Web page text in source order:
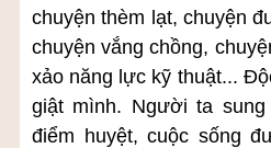
chuyện thèm lạt, chuyện
chuyện vắng chồng,
xảo năng lực kỹ thuật...
giật mình. Người ta
điểm huyệt, cuộc sống